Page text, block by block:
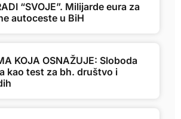
“SVOJE”. Milijarde eura za
autoceste u BiH
KOJA OSNAŽUJE: Sloboda
kao test za bh. društvo i